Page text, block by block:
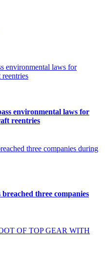
environmental laws for
reentries
environmental laws for
reentries
three companies during
three companies
OF TOP GEAR WITH